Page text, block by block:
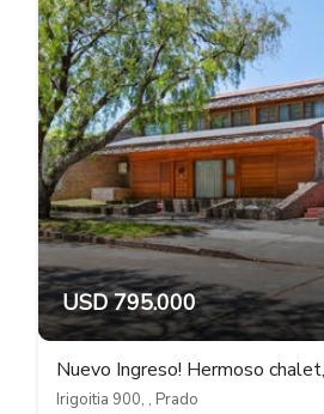
USD 795.000
Irigoitia 900, , Prado